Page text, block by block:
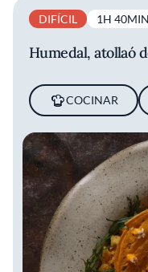
DIFÍCIL 1H 40MIN
Humedal, atollaó
COCINAR